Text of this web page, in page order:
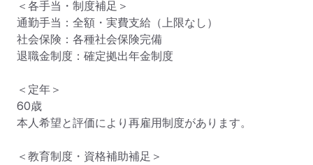
＜各手当・制度補足＞
通勤手当：全額・実費支給（上限なし）
社会保険：各種社会保険完備
退職金制度：確定拠出年金制度
＜定年＞
60歳
本人希望と評価により再雇用制度があります。
＜教育制度・資格補助補足＞